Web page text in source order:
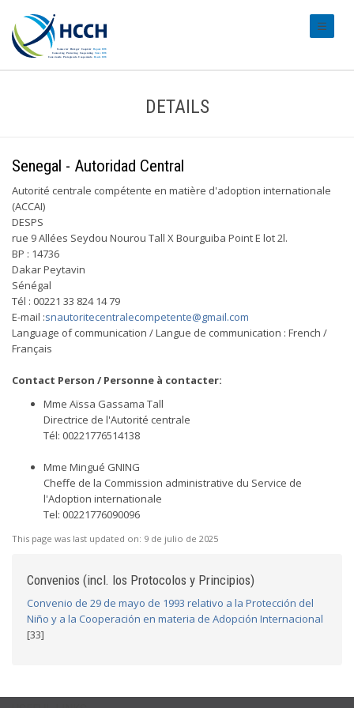
DETAILS
Senegal - Autoridad Central
Autorité centrale compétente en matière d'adoption internationale
(ACCAI)
DESPS
rue 9 Allées Seydou Nourou Tall X Bourguiba Point E lot 2l.
BP : 14736
Dakar Peytavin
Sénégal
Tél : 00221 33 824 14 79
E-mail :snautoritecentralecompetente@gmail.com
Language of communication / Langue de communication : French /
Français
Contact Person / Personne à contacter:
Mme Aïssa Gassama Tall
Directrice de l'Autorité centrale
Tél: 00221776514138
Mme Mingué GNING
Cheffe de la Commission administrative du Service de
l'Adoption internationale
Tel: 00221776090096
This page was last updated on: 9 de julio de 2025
Convenios (incl. los Protocolos y Principios)
Convenio de 29 de mayo de 1993 relativo a la Protección del
Niño y a la Cooperación en materia de Adopción Internacional
[33]